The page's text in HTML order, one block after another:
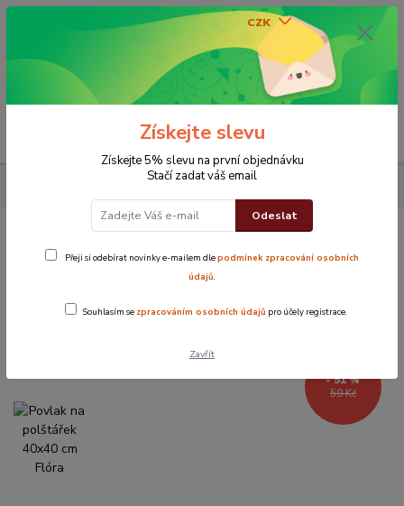
CZK
0 Kč
Povlak na polštářek 40x40 cm Flóra
TOP produkt
59 Kč
- 51 %
Získejte slevu
Získejte 5% slevu na první objednávku
Stačí zadat váš email
Odeslat
Přeji si odebírat novinky e-mailem dlepodmínek zpracování osobních
údajů.
Souhlasím se zpracováním osobních údajů pro účely registrace.
Zavřít